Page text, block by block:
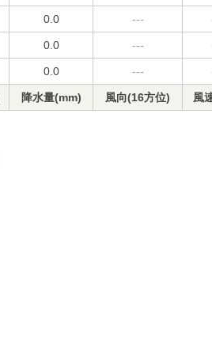
0.0 ---
0.0 ---
0.0 ---
降水量(mm) 風向(16方位) 風